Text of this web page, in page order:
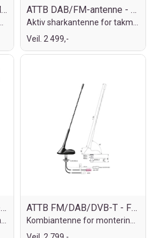
ATTB FM/DAB/GPS/GSM - Fakra ATTB DAB/FM-antenne - Fakra
Veil. 2 499,-
ATTB DAB/FM/GPS-ant. - Fakra ATTB FM/DAB/DVB-T - Fakra